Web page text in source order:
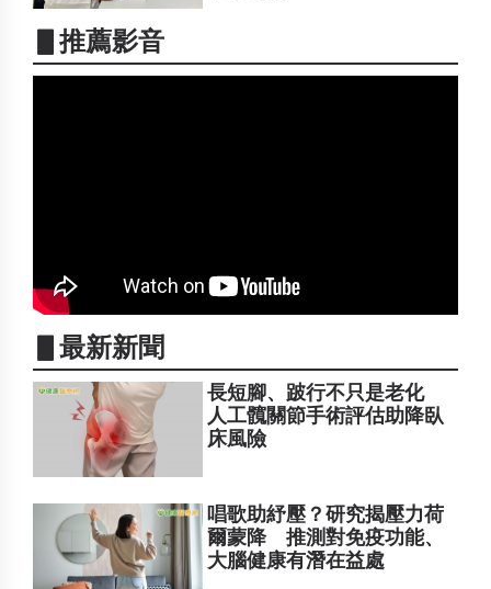
▋推薦影音
▋最新新聞
長短腳、跛行不只是老化
人工髖關節手術評估助降臥
床風險
唱歌助紓壓？研究揭壓力荷
爾蒙降 推測對免疫功能、
大腦健康有潛在益處